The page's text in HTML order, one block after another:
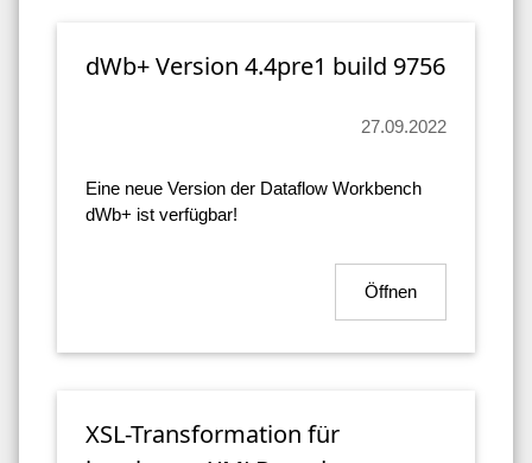
dWb+ Version 4.4pre1 build 9756
27.09.2022
Eine neue Version der Dataflow Workbench
dWb+ ist verfügbar!
Öffnen
XSL-Transformation für